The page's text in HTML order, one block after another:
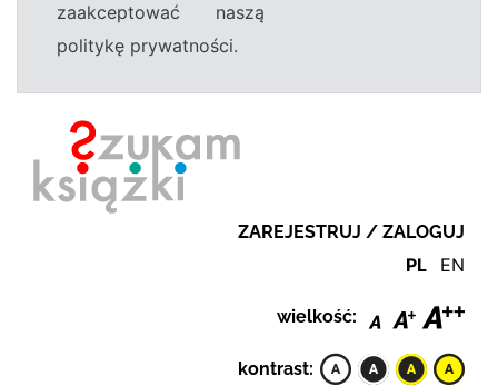
zaakceptować naszą
politykę prywatności.
ZAREJESTRUJ / ZALOGUJ
PL EN
wielkość:
kontrast: